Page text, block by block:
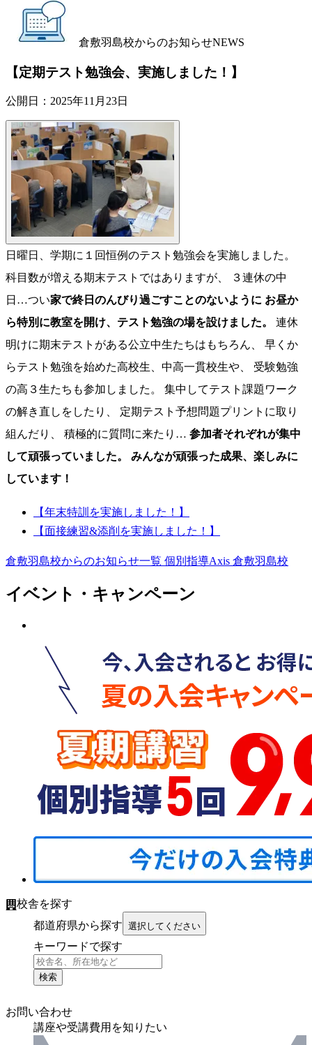
倉敷羽島校からのお知らせNEWS
【定期テスト勉強会、実施しました！】
公開日： 2025年11月23日
日曜日、学期に１回恒例のテスト勉強会を実施しました。
科目数が増える期末テストではありますが、 ３連休の中
日…つい家で終日のんびり過ごすことのないように お昼か
ら特別に教室を開け、テスト勉強の場を設けました。
連休
明けに期末テストがある公立中生たちはもちろん、 早くか
らテスト勉強を始めた高校生、中高一貫校生や、 受験勉強
の高３生たちも参加しました。 集中してテスト課題ワーク
の解き直しをしたり、 定期テスト予想問題プリントに取り
組んだり、 積極的に質問に来たり… 参加者それぞれが集中
して頑張っていました。
みんなが頑張った成果、楽しみに
しています！
【年末特訓を実施しました！】
【面接練習&添削を実施しました！】
倉敷羽島校からのお知らせ一覧 個別指導Axis 倉敷羽島校
イベント・キャンペーン
校舎を探す
都道府県から探す 選択してください
キーワードで探す
検索
お問い合わせ
講座や受講費用を知りたい